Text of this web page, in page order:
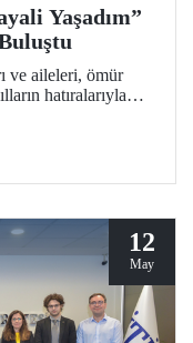
Yaşadım”
ve aileleri, ömür
hatıralarıyla
olabilme
12
May